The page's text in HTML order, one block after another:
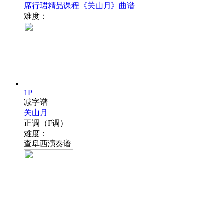
席行珺精品课程《关山月》曲谱
难度：
1P
减字谱
关山月
正调（F调）
难度：
查阜西演奏谱